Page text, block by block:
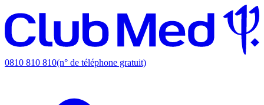
0810 810 810(n° de téléphone gratuit)